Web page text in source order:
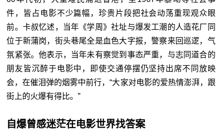
件，皆占电影不少篇幅，珍贵片段把社会动荡重现观众眼
前。卡叔忆述，当年《学周》社址与爆发工潮的人造花厂同
位于新蒲岗，街头巷尾全是血色大字报，警察来回巡逻，气
氛紧张。他表示，当年未有察觉到事态严重，与志同道合的
朋友皆沉醉于电影中，即使交通停摆仍坚持出席不同放映
会，在催泪弹的烟雾中前行，“大家对电影的爱热情澎湃，跟
街上的火爆有得比。”
自爆曾感迷茫在电影世界找答案